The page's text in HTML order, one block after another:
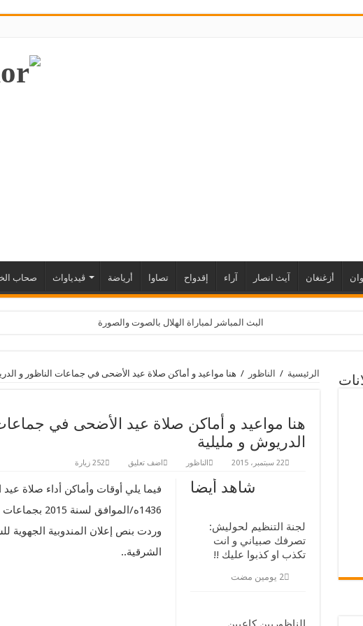
صحاب ڤيدياواث أرياضة تصاوا إقدواح آراء آيث انصار أزغنغان
البث المباشر لمباراة الهلال بالصوت والصورة
الأهلي والزمالك يفتتحان البطولة الافريقية بفوزين مستحقين
بالصور.. التراس فداين يُفاجئ الجميع بإستحضار ذكرى عبد الكريم
لجنة التنظيم لحوليش: تصرفك صبياني و انت تكذب او كذبوا عليك !!
فيديو التسجيل الكامل لـ : افتتاح البطولة الإفريقية بالناظور
كَرْنَفَال إستعراضيّ ضخم يجوب وسط الناظور قُبيْل افتتاح العرس
فيديو .. إبداعات ابن الناظور أسامة السعيدي أمام لاعبي الهلال السعودي
الرئيسية / الناظور / هنا مواعيد و أماكن صلاة عيد الأضحى في جماعات الناظور و
هنا مواعيد و أماكن صلاة عيد الأضحى في
الدريوش و مليلية
22 سبتمبر، 2015 الناظور اضف تعليق 252 زيارة
شاهد أيضا
لجنة التنظيم لحوليش:
تصرفك صبياني و انت
تكذب او كذبوا عليك !!
‏2 يومين مضت
فيما يلي أوقات وأماكن أداء صلاة
1436ه/الموافق
وردت بنص إعلان المندوبية الجهوية
الشرقية..